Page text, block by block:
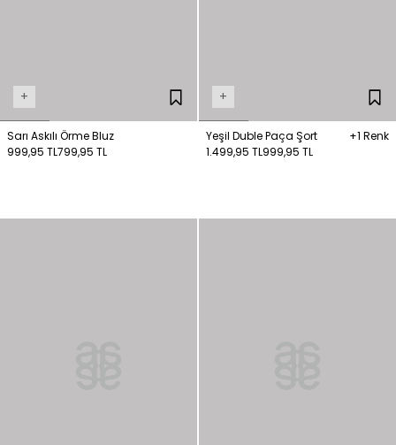
+
Sarı Askılı Örme Bluz
999,95 TL799,95 TL
+
Yeşil Duble Paça Şort
+1 Renk
1.499,95 TL999,95 TL